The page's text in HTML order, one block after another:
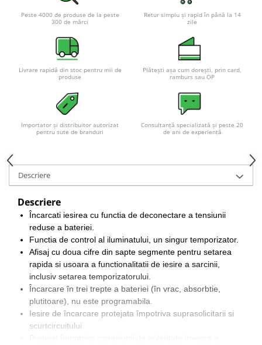
Prize de incarcare vehicule
Turbine eoliene pentru casă
Tractiune / LiFePo4
Baterii si acumulatori gel si VRLA
6-12 V
de 6-12 V
Acumulatori Moto, ATV
AGM
SLA AGM (Sealed Lead Acid)
Deep Cycle - Tractiune/Semi-
Tractiune
Marine & Caravan
Pachete acumulatori VRLA
Peste 4000 de produse de la peste
300 de mărci
Retur simplu și rapid în până la 14
zile
Livrare rapidă din stoc pentru mii de
produse
Plătești așa cum dorești, prin card,
ramburs sau OP
Importator și distribuitor autorizat
pentru sute de branduri
Consultanță specializată și peste 20
de ani de experiență
Descriere
Descriere
Încarcati iesirea cu functia de deconectare a tensiunii
reduse a bateriei.
Functia de control al iluminatului, un singur temporizator.
Afisaj cu doua cifre din sapte segmente pentru setarea
rapida si usoara a functionalitatii de iesire a sarcinii,
inclusiv setarea temporizatorului.
Încarcare în trei trepte a bateriei (în vrac, absorbtie,
plutitoare), nu este programabila.
Iesire de încarcare protejata împotriva suprasolicitarii si
scurtcircuitului.